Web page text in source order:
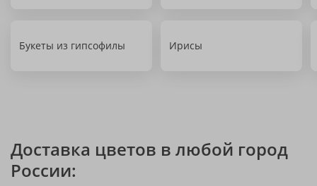
Букеты из гипсофилы Ирисы
Доставка цветов в любой город
России: